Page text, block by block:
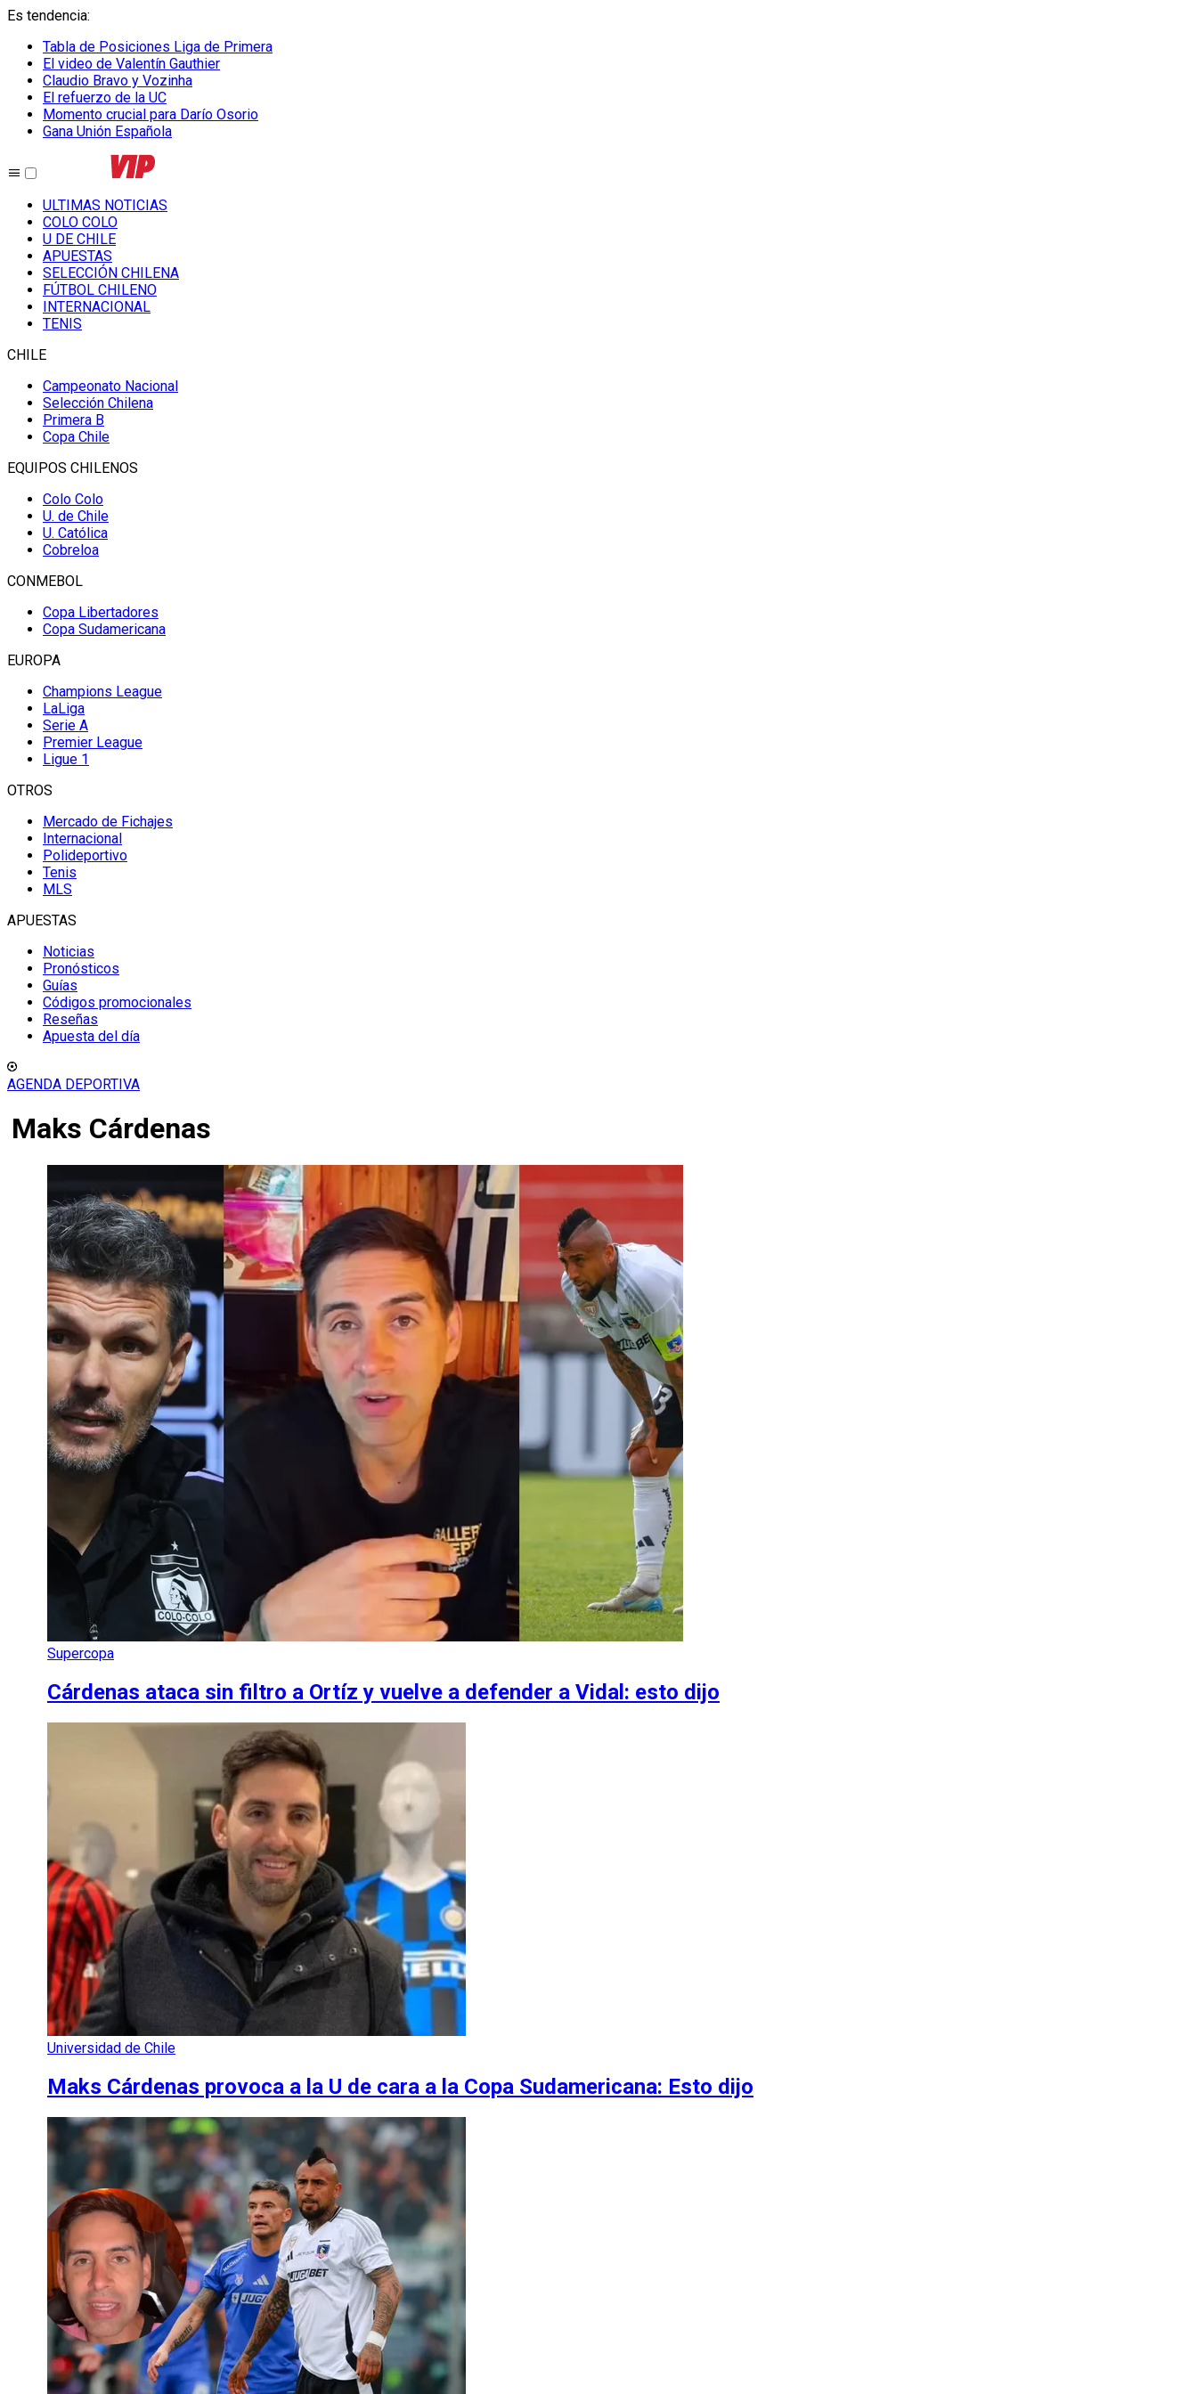
Es tendencia:
Tabla de Posiciones Liga de Primera
El video de Valentín Gauthier
Claudio Bravo y Vozinha
El refuerzo de la UC
Momento crucial para Darío Osorio
Gana Unión Española
ULTIMAS NOTICIAS
COLO COLO
U DE CHILE
APUESTAS
SELECCIÓN CHILENA
FÚTBOL CHILENO
INTERNACIONAL
TENIS
CHILE
Campeonato Nacional
Selección Chilena
Primera B
Copa Chile
EQUIPOS CHILENOS
Colo Colo
U. de Chile
U. Católica
Cobreloa
CONMEBOL
Copa Libertadores
Copa Sudamericana
EUROPA
Champions League
LaLiga
Serie A
Premier League
Ligue 1
OTROS
Mercado de Fichajes
Internacional
Polideportivo
Tenis
MLS
APUESTAS
Noticias
Pronósticos
Guías
Códigos promocionales
Reseñas
Apuesta del día
AGENDA DEPORTIVA
Maks Cárdenas
Supercopa
Cárdenas ataca sin filtro a Ortíz y vuelve a defender a Vidal: esto dijo
Universidad de Chile
Maks Cárdenas provoca a la U de cara a la Copa Sudamericana: Esto dijo